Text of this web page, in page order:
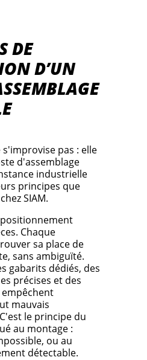
DE
D’UN
pas : elle
d'assemblage
industrielle
principes que
SIAM.
Chaque
sa place de
sans ambiguïté.
gabarits dédiés, des
précises et des
mauvais
le principe du
au montage :
ou au
détectable.